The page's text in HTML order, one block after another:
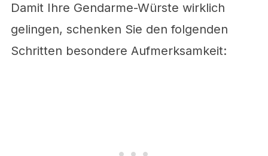
Damit Ihre Gendarme-Würste wirklich
gelingen, schenken Sie den folgenden
Schritten besondere Aufmerksamkeit: